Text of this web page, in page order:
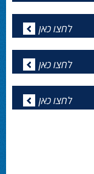
לחצו כאן
לחצו כאן
לחצו כאן